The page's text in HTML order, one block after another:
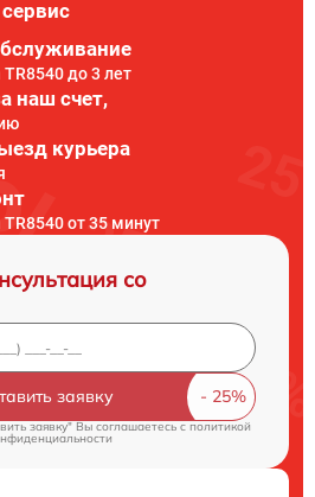
до 3 лет
наш счет,
курьера
от 35 минут
со
заявку
заявку" Вы соглашаетесь cполитикой